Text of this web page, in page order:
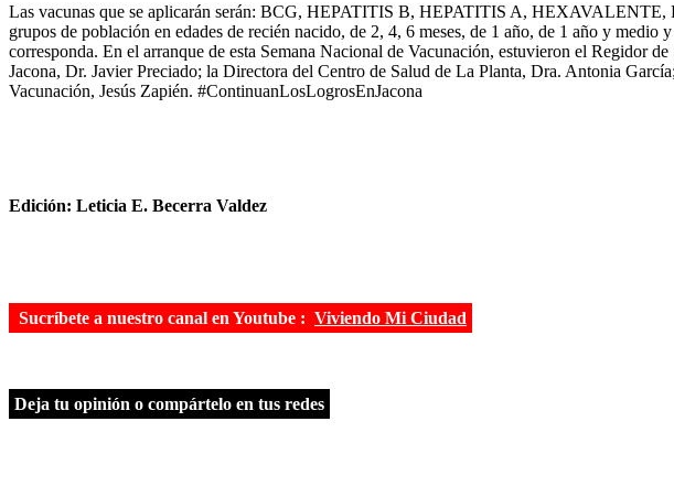
Las vacunas que se aplicarán serán: BCG, HEPATITIS B, HEPATITIS A,
grupos de población en edades de recién nacido, de 2, 4, 6 meses, de 1 año, de 1 año y
corresponda. En el arranque de esta Semana Nacional de Vacunación, estuvieron el Regidor
Jacona, Dr. Javier Preciado; la Directora del Centro de Salud de La Planta, Dra. Antonia
Vacunación, Jesús Zapién. #ContinuanLosLogrosEnJacona
Edición: Leticia E. Becerra Valdez
Sucríbete a nuestro canal en Youtube : Viviendo Mi Ciudad
Deja tu opinión o compártelo en tus redes